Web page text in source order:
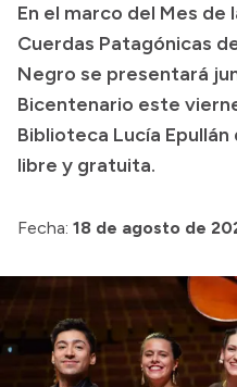
Presupuesto
Boletín Oficial
Compras y licitaciones
Consulta de expedientes
Consulta de pago a
Login
En el marco del Mes de
Cuerdas Patagónicas
Negro se presentará
Bicentenario este
Biblioteca Lucía
libre y gratuita.
Fecha: 18 de agosto de